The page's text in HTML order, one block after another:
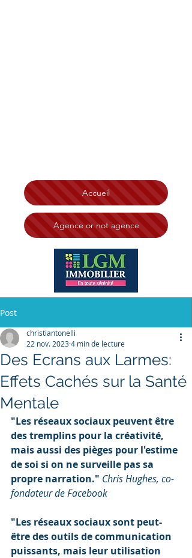
Accueil
Agence or not agence
Post
Des Ecrans aux Larmes:
Effets Cachés sur la Santé
Mentale
christiantonelli
22 nov. 20234 min de lecture
"Les réseaux sociaux peuvent être
des tremplins pour la créativité,
mais aussi des pièges pour l'estime
de soi si on ne surveille pas sa
propre narration." Chris Hughes, co-
fondateur de Facebook
"Les réseaux sociaux sont peut-
être des outils de communication
puissants, mais leur utilisation